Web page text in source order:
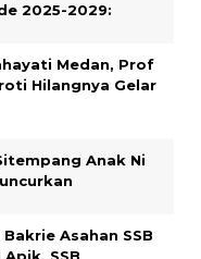
2025-2029:
Medan, Prof
Hilangnya Gelar
Anak Ni
Asahan SSB